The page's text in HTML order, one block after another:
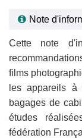
Note
Cette note
films
les appareils
bagages de
études
fédération